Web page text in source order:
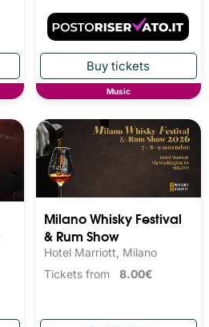
Music
Milano Whisky Festival
& Rum Show
Hotel Marriott, Milano
Tickets from 8.00€